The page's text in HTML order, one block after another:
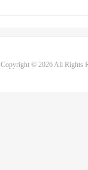
Copyright © 2026 All Rights